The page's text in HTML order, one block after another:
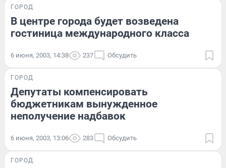
ГОРОД
В центре города будет возведена
гостиница международного класса
6 июня, 2003, 14:38 237 Обсудить
ГОРОД
Депутаты компенсировать
бюджетникам вынужденное
неполучение надбавок
6 июня, 2003, 13:06 283 Обсудить
ГОРОД